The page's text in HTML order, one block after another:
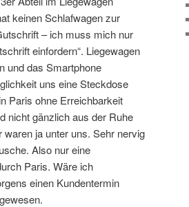
keinen Schlafwagen zur
– ich muss mich nur
einfordern“. Liegewagen
und das Smartphone
uns eine Steckdose
Paris ohne Erreichbarkeit
nicht gänzlich aus der Ruhe
ja unter uns. Sehr nervig
Also nur eine
Paris. Wäre ich
einen Kundentermin